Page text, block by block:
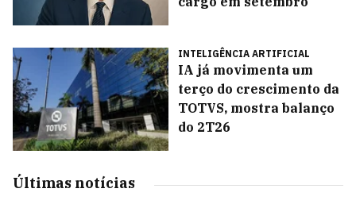
INTELIGÊNCIA ARTIFICIAL
IA já movimenta um
terço do crescimento da
TOTVS, mostra balanço
do 2T26
Últimas notícias